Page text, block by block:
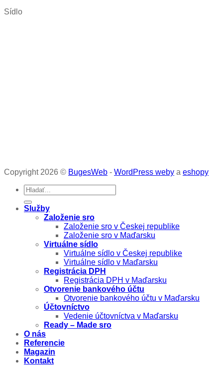
Sídlo
Copyright 2026 © BugesWeb - WordPress weby a eshopy
Služby
Založenie sro
Založenie sro v Českej republike
Založenie sro v Maďarsku
Virtuálne sídlo
Virtuálne sídlo v Českej republike
Virtuálne sídlo v Maďarsku
Registrácia DPH
Registrácia DPH v Maďarsku
Otvorenie bankového účtu
Otvorenie bankového účtu v Maďarsku
Účtovníctvo
Vedenie účtovníctva v Maďarsku
Ready – Made sro
O nás
Referencie
Magazin
Kontakt